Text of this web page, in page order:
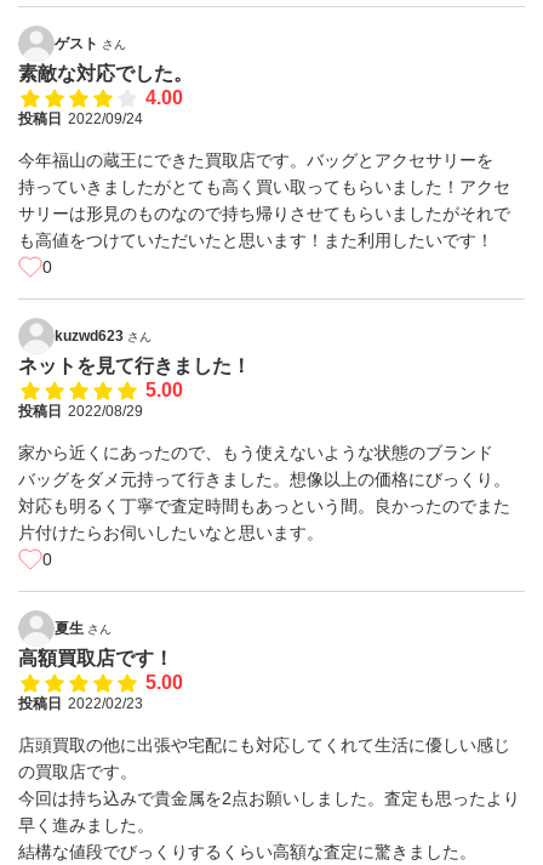
ゲスト さん
素敵な対応でした。
4.00
投稿日 2022/09/24
今年福山の蔵王にできた買取店です。バッグとアクセサリーを
持っていきましたがとても高く買い取ってもらいました！アクセ
サリーは形見のものなので持ち帰りさせてもらいましたがそれで
も高値をつけていただいたと思います！また利用したいです！
0
kuzwd623 さん
ネットを見て行きました！
5.00
投稿日 2022/08/29
家から近くにあったので、もう使えないような状態のブランド
バッグをダメ元持って行きました。想像以上の価格にびっくり。
対応も明るく丁寧で査定時間もあっという間。良かったのでまた
片付けたらお伺いしたいなと思います。
0
夏生 さん
高額買取店です！
5.00
投稿日 2022/02/23
店頭買取の他に出張や宅配にも対応してくれて生活に優しい感じ
の買取店です。
今回は持ち込みで貴金属を2点お願いしました。査定も思ったより
早く進みました。
結構な値段でびっくりするくらい高額な査定に驚きました。